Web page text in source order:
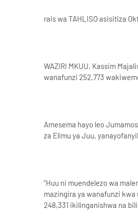
rais wa TAHLISO asisitiza
WAZIRI MKUU, Kassim
wanafunzi 252,773
Amesema hayo leo
za Elimu ya Juu,
“Huu ni muendelezo wa
mazingira ya wanafunzi
248,331 ikilinganishwa na